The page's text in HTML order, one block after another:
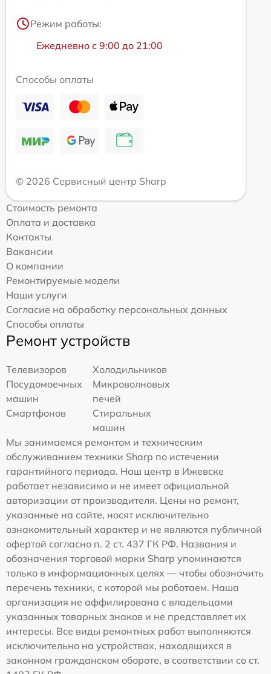
Режим работы:
Ежедневно с 9:00 до 21:00
Способы оплаты
© 2026 Сервисный центр Sharp
Стоимость ремонта
Оплата и доставка
Контакты
Вакансии
О компании
Ремонтируемые модели
Наши услуги
Согласие на обработку персональных данных
Способы оплаты
Ремонт устройств
Телевизоров
Холодильников
Посудомоечных
машин
Микроволновых
печей
Смартфонов
Стиральных
машин
Мы занимаемся ремонтом и техническим
обслуживанием техники Sharp по истечении
гарантийного периода. Наш центр в Ижевске
работает независимо и не имеет официальной
авторизации от производителя. Цены на ремонт,
указанные на сайте, носят исключительно
ознакомительный характер и не являются публичной
офертой согласно п. 2 ст. 437 ГК РФ. Названия и
обозначения торговой марки Sharp упоминаются
только в информационных целях — чтобы обозначить
перечень техники, с которой мы работаем. Наша
организация не аффилирована с владельцами
указанных товарных знаков и не представляет их
интересы. Все виды ремонтных работ выполняются
исключительно на устройствах, находящихся в
законном гражданском обороте, в соответствии со ст.